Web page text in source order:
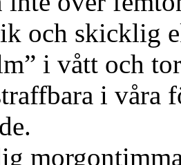
och skicklig
i vått och
i våra